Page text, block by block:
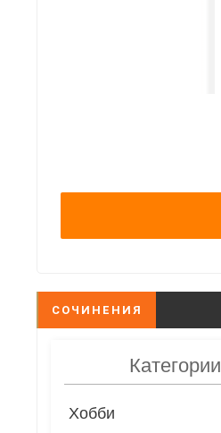
СОЧИНЕНИЯ
Категории
Хобби